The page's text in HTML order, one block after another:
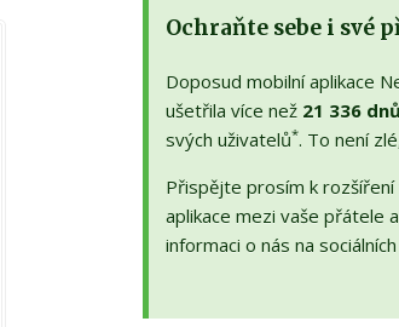
Ochraňte sebe i své
Doposud mobilní aplikace
ušetřila více než 21 336 dnů
svých uživatelů*. To není
Přispějte prosím k
aplikace mezi vaše přátele a
informaci o nás na